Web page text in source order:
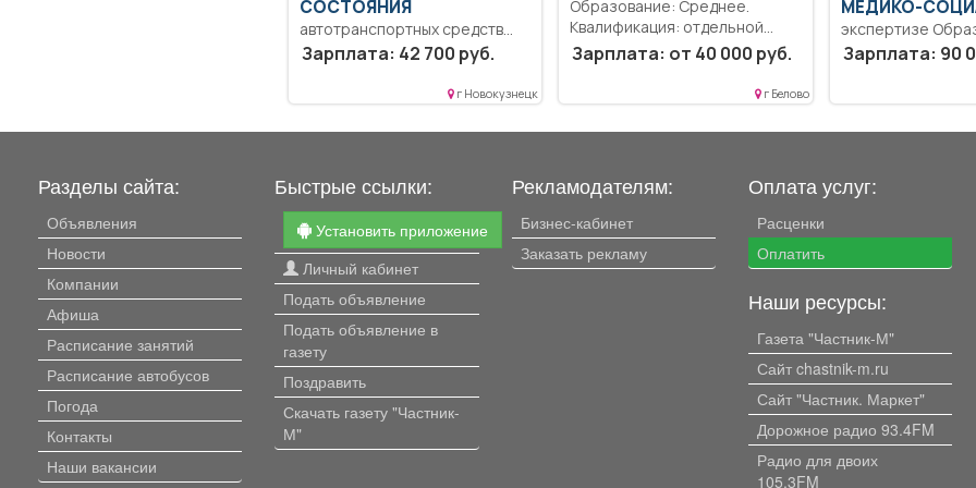
СОСТОЯНИЯ
автотранспортных средств
Образование: Среднее
профессиональное
образование.. Выполнение
работ по диагностике...
Зарплата: 42 700 руб.
г Новокузнецк
Образование: Среднее.
Квалификация: отдельной
роты патрульно-постовой
службы полиции.. Полицейский
Зарплата: от 40 000 руб.
г Белово
МЕДИКО-
экспертизе
Высшее
специалитет,
Оказание услуги
Зарплата: 90
Разделы сайта:
Объявления
Новости
Компании
Афиша
Расписание занятий
Расписание автобусов
Погода
Контакты
Наши вакансии
Быстрые ссылки:
Установить приложение
Личный кабинет
Подать объявление
Подать объявление в
газету
Поздравить
Скачать газету "Частник-
М"
Рекламодателям:
Бизнес-кабинет
Заказать рекламу
Оплата услуг:
Расценки
Оплатить
Наши ресурсы:
Газета "Частник-М"
Сайт chastnik-m.ru
Сайт "Частник. Маркет"
Дорожное радио 93.4FM
Радио для двоих
105.3FM